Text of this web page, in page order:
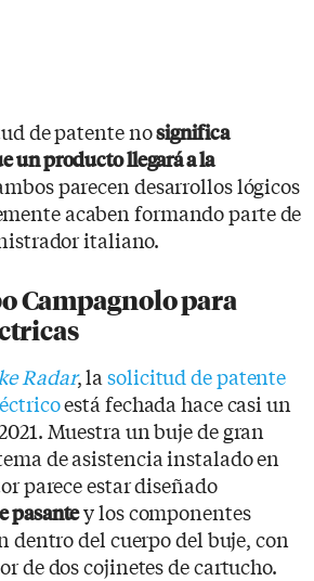
de patente nosignifica
un producto llegará a la
parecen desarrollos lógicos
acaben formando parte de
italiano.
Campagnolo para
Radar, lasolicitud de patente
está fechada hace casi un
Muestra un buje de gran
de asistencia instalado en
parece estar diseñado
pasantey los componentes
dentro del cuerpo del buje, con
de dos cojinetes de cartucho.